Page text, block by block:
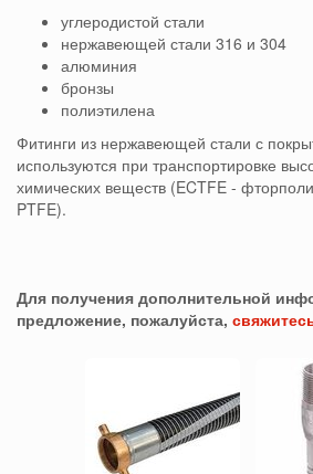
углеродистой стали
нержавеющей стали 316 и 304
алюминия
бронзы
полиэтилена
Фитинги из нержавеющей стали с
используются при транспортировке
химических веществ (ECTFE -
PTFE).
Для получения дополнительной
предложение, пожалуйста,